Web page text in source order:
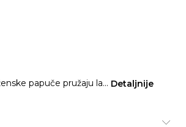
papuče pružaju la... Detaljnije